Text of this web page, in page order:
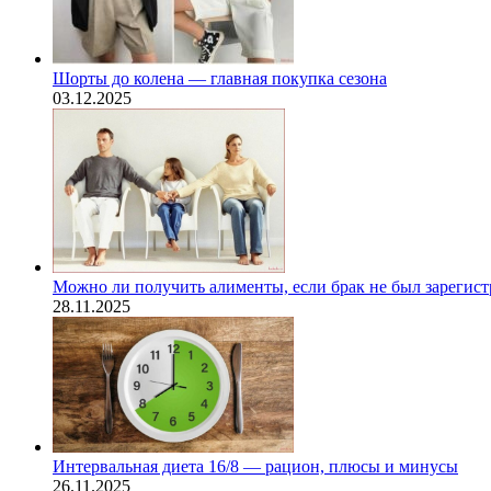
Шорты до колена — главная покупка сезона
03.12.2025
Можно ли получить алименты, если брак не был
28.11.2025
Интервальная диета 16/8 — рацион, плюсы и минусы
26.11.2025